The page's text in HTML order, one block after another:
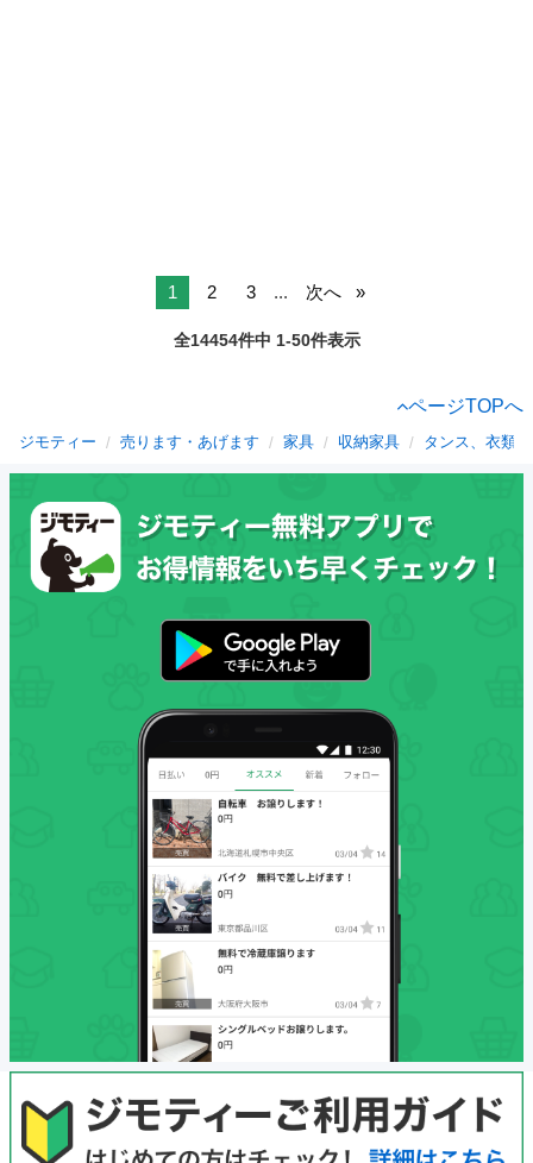
1 2 3 ... 次へ
全14454件中 1-50件表示
ページTOPへ
ジモティー 売ります・あげます 家具 収納家具 タンス、衣類